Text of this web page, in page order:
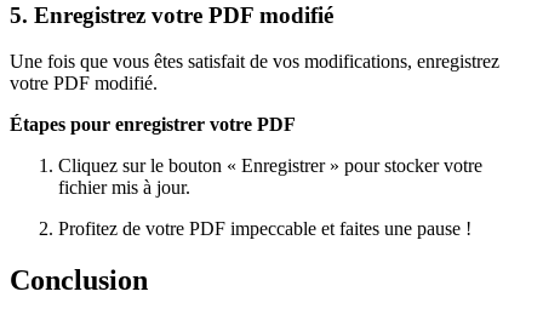
5. Enregistrez votre PDF modifié
Une fois que vous êtes satisfait de vos modifications, enregistrez
votre PDF modifié.
Étapes pour enregistrer votre PDF
Cliquez sur le bouton « Enregistrer » pour stocker votre
fichier mis à jour.
Profitez de votre PDF impeccable et faites une pause !
Conclusion